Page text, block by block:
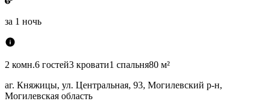
за 1 ночь
2 комн.6 гостей3 кровати1 спальня80 м²
аг. Княжицы, ул. Центральная, 93, Могилевский р-н,
Могилевская область